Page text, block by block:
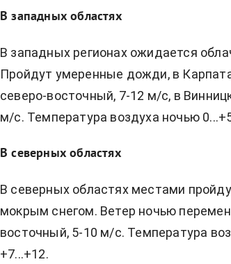
В западных областях
В западных регионах ожидается
Пройдут умеренные дожди, в
северо-восточный, 7-12 м/с, в
м/с. Температура воздуха ночью
В северных областях
В северных областях местами
мокрым снегом. Ветер ночью
восточный, 5-10 м/с. Температура
+7...+12.